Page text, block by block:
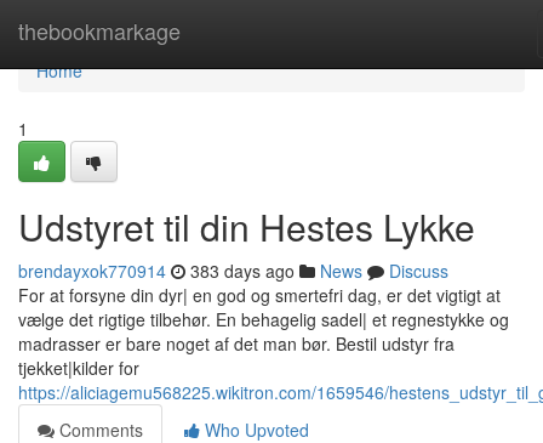
thebookmarkage
Home
Home
1
Udstyret til din Hestes Lykke
brendayxok770914 383 days ago News
Discuss
For at forsyne din dyr| en god og smertefri dag, er det vigtigt at
vælge det rigtige tilbehør. En behagelig sadel| et regnestykke og
madrasser er bare noget af det man bør. Bestil udstyr fra
tjekket|kilder for
https://aliciagemu568225.wikitron.com/1659546/
Comments
Who Upvoted